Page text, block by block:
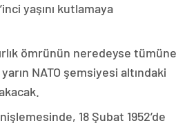
yaşını kutlamaya
ömrünün neredeyse tümüne
NATO şemsiyesi altındaki
18 Şubat 1952’de